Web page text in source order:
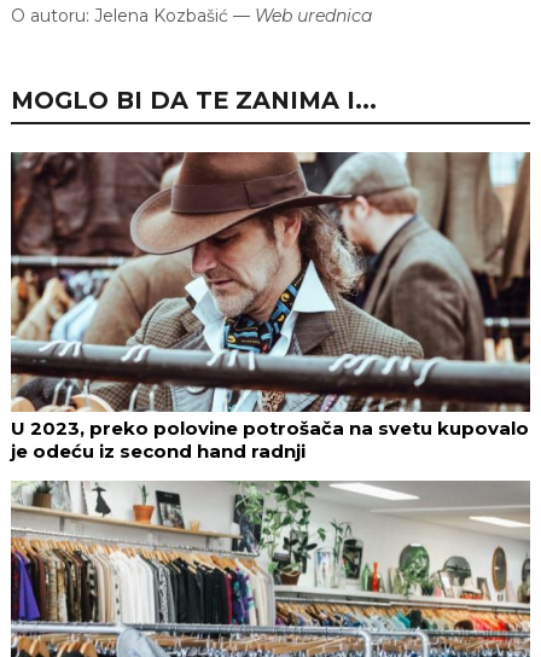
O autoru: Jelena Kozbašić — Web urednica
MOGLO BI DA TE ZANIMA I...
U 2023, preko polovine potrošača na svetu kupovalo
je odeću iz second hand radnji